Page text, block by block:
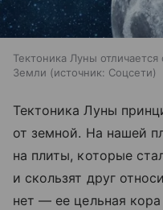
Тектоника Луны отличается
Земли
источник: Соцсети
Тектоника Луны
от земной. На нашей
на плиты, которые
и скользят друг
нет — ее цельная